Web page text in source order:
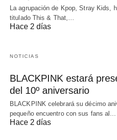
La agrupación de Kpop, Stray Kids,
titulado This & That,…
Hace 2 días
NOTICIAS
BLACKPINK estará
del 10º aniversario
BLACKPINK celebrará su décimo
pequeño encuentro con sus fans al…
Hace 2 días